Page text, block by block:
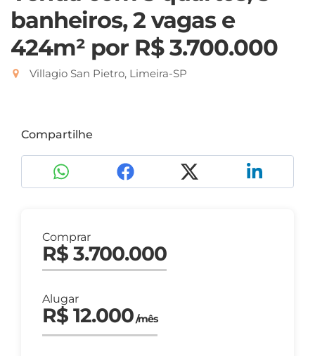
banheiros, 2 vagas e
424m² por R$ 3.700.000
Villagio San Pietro, Limeira-SP
Compartilhe
Comprar
R$ 3.700.000
Alugar
R$ 12.000/mês